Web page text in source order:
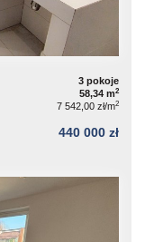
3 pokoje
58,34 m2
7 542,00 zł/m2
440 000 zł